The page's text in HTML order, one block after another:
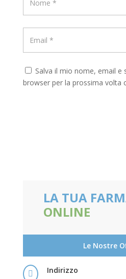
Salva il mio nome, email e
browser per la prossima volta
LA TUA
ONLINE
Le Nostre

Indirizzo